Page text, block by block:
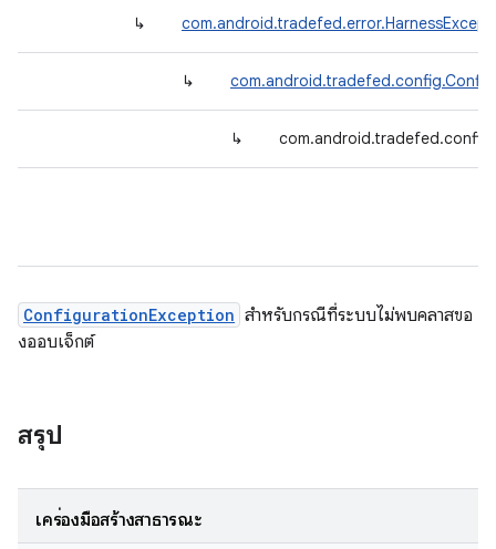
↳
↳
↳
ConfigurationException สำหรับกรณีที่ระบบไม่พบคลาสขอ
งออบเจ็กต์
สรุป
เครื่องมือสร้างสาธารณะ